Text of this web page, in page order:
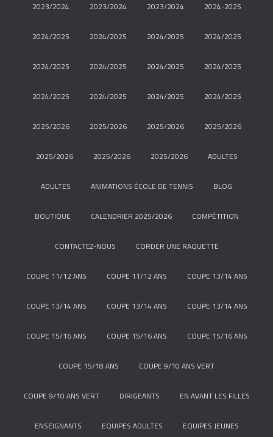
2023/2024 2023/2024 2023/2024 2024-2025
2024/2025 2024/2025 2024/2025 2024/2025
2024/2025 2024/2025 2024/2025 2024/2025
2024/2025 2024/2025 2024/2025 2024/2025
2025/2026 2025/2026 2025/2026 2025/2026
2025/2026 2025/2026 2025/2026 ADULTES
ADULTES ANIMATIONS ÉCOLE DE TENNIS BLOG
BOUTIQUE CALENDRIER 2025/2026 COMPÉTITION
CONTACTEZ-NOUS CORDER UNE RAQUETTE
COUPE 11/12 ANS COUPE 11/12 ANS COUPE 13/14 ANS
COUPE 13/14 ANS COUPE 13/14 ANS COUPE 13/14 ANS
COUPE 15/16 ANS COUPE 15/16 ANS COUPE 15/16 ANS
COUPE 15/18 ANS COUPE 9/10 ANS VERT
COUPE 9/10 ANS VERT DIRIGEANTS EN AVANT LES FILLES
ENSEIGNANTS EQUIPES ADULTES EQUIPES JEUNES